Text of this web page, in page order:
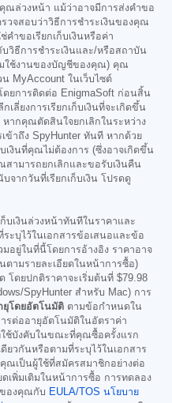
คุณล่วงหน้า แม้ว่าอาจมีการส่งคำขอ
วจสอบว่าวิธีการชำระเงินของคุณ
ำขอเรียกเก็บเงินหรือค่า
วิธีการชำระเงินและ/หรือสถาบัน
ใช้งานของบัญชีของคุณ) คุณ
MyAccount ในเว็บไซต์
ยการติดต่อ EnigmaSoft ก่อนสิ้น
เลี่ยงการเรียกเก็บเงินที่จะเกิดขึ้น
ากคุณตัดสินใจยกเลิกในระหว่าง
ข้าถึง SpyHunter ทันที หากด้วย
เงินที่คุณไม่ต้องการ (ซึ่งอาจเกิดขึ้น
ามารถยกเลิกและขอรับเงินคืน
จากวันที่เรียกเก็บเงิน โปรดดู
บเงินล่วงหน้าทันทีในราคาและ
ะบุไว้ในเอกสารข้อเสนอและข้อ
อยู่ในที่นี้โดยการอ้างอิง ราคาอาจ
ตามรายละเอียดในหน้าการซื้อ)
โดยปกติราคาจะเริ่มต้นที่ $79.98
SpyHunter สำหรับ Mac) การ
ยุโดยอัตโนมัติ ตามข้อกำหนดใน
รต่ออายุอัตโนมัติในอัตราค่า
ใช้บังคับในขณะที่คุณซื้อครั้งแรก
ยวกันหรือตามที่ระบุไว้ในเอกสาร
ณเป็นผู้ใช้ที่สมัครสมาชิกอย่างต่อ
เพิ่มเติมในหน้าการซื้อ การทดลอง
องคุณกับ EULA/TOS นโยบาย